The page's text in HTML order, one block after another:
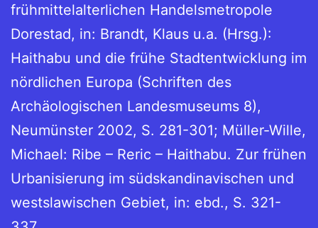
frühmittelalterlichen Handelsmetropole
Dorestad, in: Brandt, Klaus u.a. (Hrsg.):
Haithabu und die frühe Stadtentwicklung im
nördlichen Europa (Schriften des
Archäologischen Landesmuseums 8),
Neumünster 2002, S. 281-301; Müller-Wille,
Michael: Ribe – Reric – Haithabu. Zur frühen
Urbanisierung im südskandinavischen und
westslawischen Gebiet, in: ebd., S. 321-